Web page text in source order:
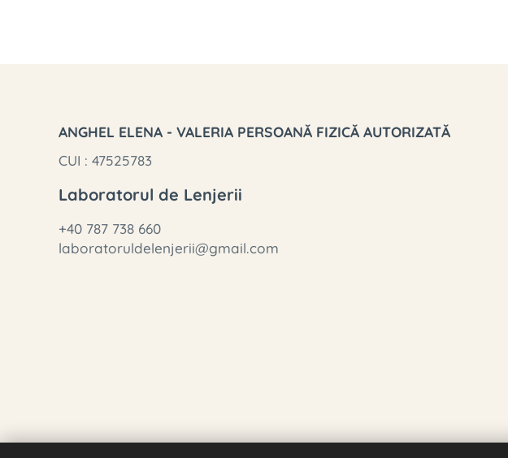
ANGHEL ELENA - VALERIA PERSOANĂ FIZICĂ AUTORIZATĂ
CUI : 47525783
Laboratorul de Lenjerii
+40 787 738 660
laboratoruldelenjerii@gmail.com